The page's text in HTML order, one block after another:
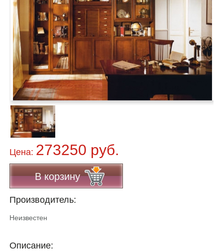
Цена: 273250 руб.
В корзину
Производитель:
Неизвестен
Описание: